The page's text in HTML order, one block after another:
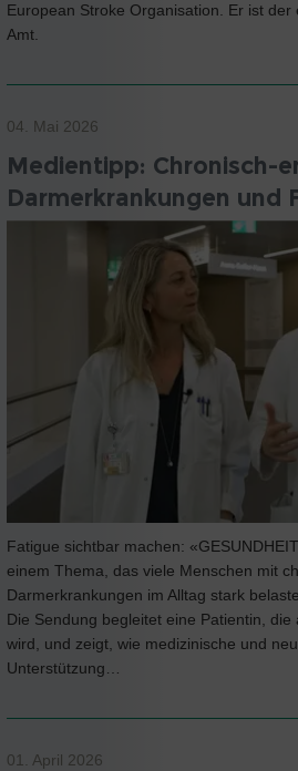
European Stroke Organisation. Er ist der
Amt.
04. Mai 2026
Medientipp: Chronisch-
Darmerkrankungen und
Fatigue sichtbar machen:
einem Thema, das viele Menschen mit
Darmerkrankungen im Alltag stark
Die Sendung begleitet eine Patientin,
wird, und zeigt, wie medizinische und
Unterstützung…
01. April 2026